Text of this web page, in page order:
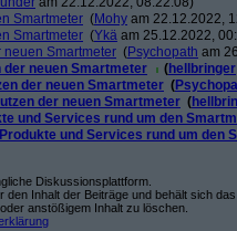
Smartmeter (Mohy am 22.12.2022,
Smartmeter (Ykä am 25.12.2022,
neuen Smartmeter (Psychopath am
der neuen Smartmeter
(hellbringer
der neuen Smartmeter (
der neuen Smartmeter (
und Services rund um den
und Services rund um den
Diskussionsplattform.
den Inhalt der Beiträge und behält sich das
anstößigem Inhalt zu löschen.